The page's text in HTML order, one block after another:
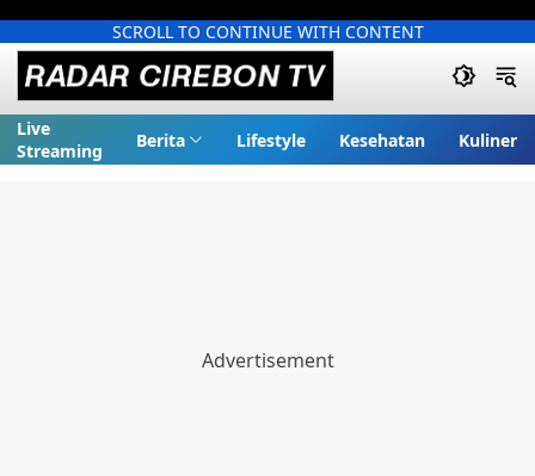
SCROLL TO CONTINUE WITH CONTENT
Live
Streaming
Berita Lifestyle Kesehatan Kuliner